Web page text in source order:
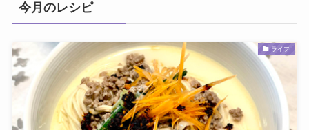
今月のレシピ
ライフ